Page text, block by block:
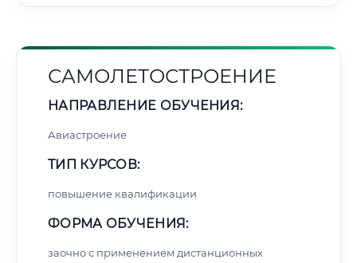
САМОЛЕТОСТРОЕНИЕ
НАПРАВЛЕНИЕ ОБУЧЕНИЯ:
Авиастроение
ТИП КУРСОВ:
повышение квалификации
ФОРМА ОБУЧЕНИЯ:
заочно с применением дистанционных